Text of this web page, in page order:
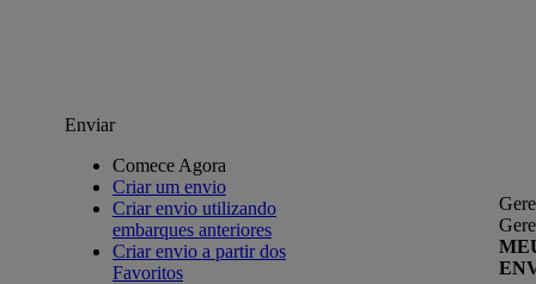
Enviar
Comece Agora
Criar um envio
Criar envio utilizando
embarques anteriores
Criar envio a partir dos
Favoritos